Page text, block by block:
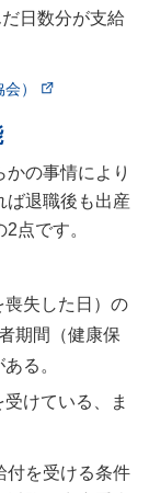
日数分が支給
）
の事情により
ば退職後も出産
点です。
失した日）の
期間（健康保
る。
けている、ま
を受ける条件